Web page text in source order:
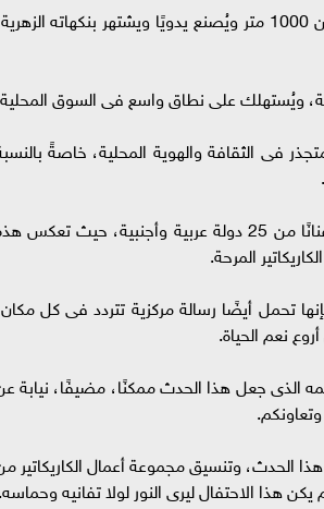
-الشاى الأورثودوكسى، الذى يُزرع فى تلال شرق نيبال على ارتفاعات تزيد عن 1000 متر ويُصنع يدويًا ويشتهر بنكهاته
فى الثقافة والهوية المحلية، خاصةً
تضمن احتفال اليوم، افتتاح معرض كاريكاتير يضم 65 عملًا فنيًا لنحو 60 فنانًا من 25 دولة عربية وأجنبية، حيث
المرحة.
تحمل أيضًا رسالة مركزية تتردد فى كل
نعم الحياة.
الذى جعل هذا الحدث ممكنًا، مضيفًا، نيابة
الحدث، وتنسيق مجموعة أعمال الكاريكاتير
هذا الاحتفال ليرى النور لولا تفانيه